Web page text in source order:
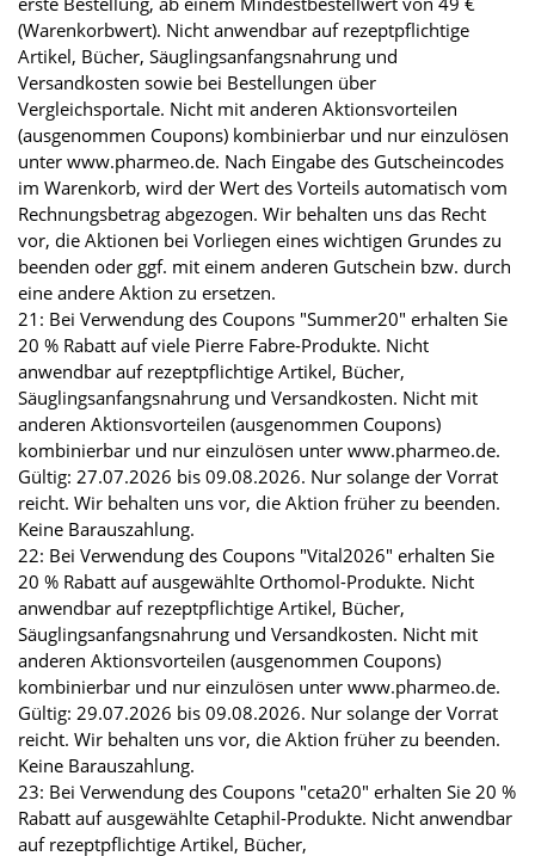
(Warenkorbwert). Nicht anwendbar auf rezeptpflichtige
Artikel, Bücher, Säuglingsanfangsnahrung und
Versandkosten sowie bei Bestellungen über
Vergleichsportale. Nicht mit anderen Aktionsvorteilen
(ausgenommen Coupons) kombinierbar und nur einzulösen
unter www.pharmeo.de. Nach Eingabe des Gutscheincodes
im Warenkorb, wird der Wert des Vorteils automatisch vom
Rechnungsbetrag abgezogen. Wir behalten uns das Recht
vor, die Aktionen bei Vorliegen eines wichtigen Grundes zu
beenden oder ggf. mit einem anderen Gutschein bzw. durch
eine andere Aktion zu ersetzen.
21: Bei Verwendung des Coupons "Summer20" erhalten Sie
20 % Rabatt auf viele Pierre Fabre-Produkte. Nicht
anwendbar auf rezeptpflichtige Artikel, Bücher,
Säuglingsanfangsnahrung und Versandkosten. Nicht mit
anderen Aktionsvorteilen (ausgenommen Coupons)
kombinierbar und nur einzulösen unter www.pharmeo.de.
Gültig: 27.07.2026 bis 09.08.2026. Nur solange der Vorrat
reicht. Wir behalten uns vor, die Aktion früher zu beenden.
Keine Barauszahlung.
22: Bei Verwendung des Coupons "Vital2026" erhalten Sie
20 % Rabatt auf ausgewählte Orthomol-Produkte. Nicht
anwendbar auf rezeptpflichtige Artikel, Bücher,
Säuglingsanfangsnahrung und Versandkosten. Nicht mit
anderen Aktionsvorteilen (ausgenommen Coupons)
kombinierbar und nur einzulösen unter www.pharmeo.de.
Gültig: 29.07.2026 bis 09.08.2026. Nur solange der Vorrat
reicht. Wir behalten uns vor, die Aktion früher zu beenden.
Keine Barauszahlung.
23: Bei Verwendung des Coupons "ceta20" erhalten Sie 20 %
Rabatt auf ausgewählte Cetaphil-Produkte. Nicht anwendbar
auf rezeptpflichtige Artikel, Bücher,